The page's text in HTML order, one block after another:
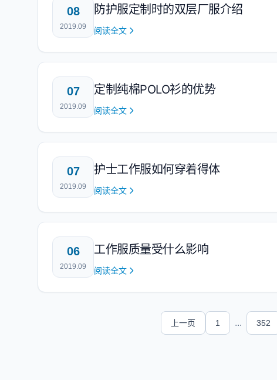
08
2019.09
防护服定制时的双层厂服介绍
阅读全文
07
2019.09
定制纯棉POLO衫的优势
阅读全文
07
2019.09
护士工作服如何穿着得体
阅读全文
06
2019.09
工作服质量受什么影响
阅读全文
上一页 1 ... 352